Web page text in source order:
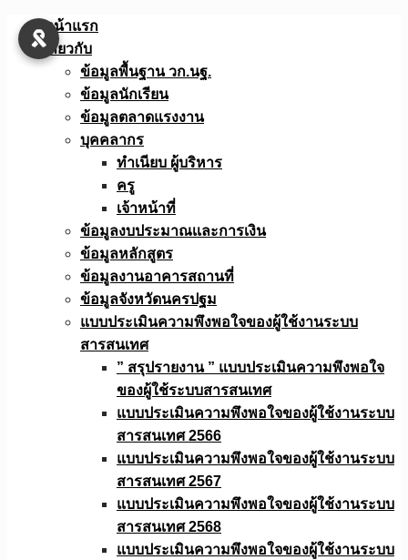
Skip
หน้าแรก
เกี่ยวกับ
ข้อมูลพื้นฐาน วก.นฐ.
ข้อมูลนักเรียน
ข้อมูลตลาดแรงงาน
บุคคลากร
ทำเนียบ ผู้บริหาร
ครู
เจ้าหน้าที่
ข้อมูลงบประมาณเเละการเงิน
ข้อมูลหลักสูตร
ข้อมูลงานอาคารสถานที่
ข้อมูลจังหวัดนครปฐม
แบบประเมินความพึงพอใจของผู้ใช้งานระบบ
สารสนเทศ
” สรุปรายงาน ” แบบประเมินความพึงพอใจ
ของผู้ใช้ระบบสารสนเทศ
แบบประเมินความพึงพอใจของผู้ใช้งานระบบ
สารสนเทศ 2566
แบบประเมินความพึงพอใจของผู้ใช้งานระบบ
สารสนเทศ 2567
แบบประเมินความพึงพอใจของผู้ใช้งานระบบ
สารสนเทศ 2568
แบบประเมินความพึงพอใจของผู้ใช้งานระบบ